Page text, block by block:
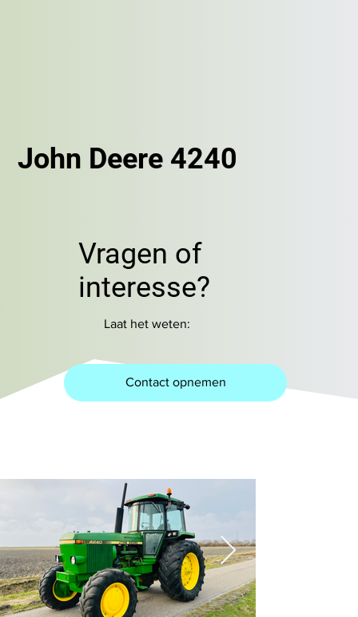
John Deere 4240
Vragen of
interesse?
Laat het weten:
Contact opnemen